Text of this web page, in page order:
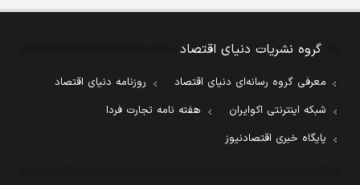
گروه نشریات دنیای اقتصاد
معرفی گروه رسانه‌ای دنیای اقتصاد
روزنامه دنیای اقتصاد
شبکه اینترنتی اکوایران
هفته نامه تجارت فردا
پایگاه خبری اقتصادنیوز